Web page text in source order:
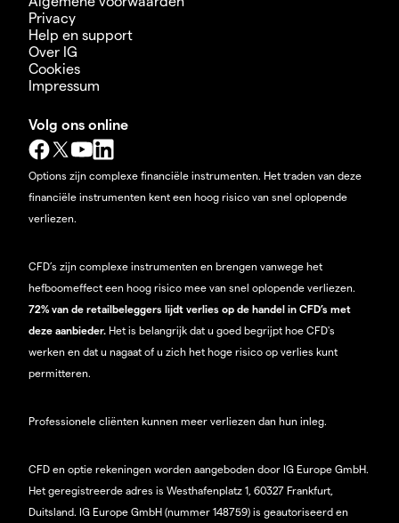
Privacy
Help en support
Over IG
Cookies
Impressum
Volg ons online
Options zijn complexe financiële instrumenten. Het traden van deze
financiële instrumenten kent een hoog risico van snel oplopende
verliezen.
CFD’s zijn complexe instrumenten en brengen vanwege het
hefboomeffect een hoog risico mee van snel oplopende verliezen.
72% van de retailbeleggers lijdt verlies op de handel in CFD’s met
deze aanbieder. Het is belangrijk dat u goed begrijpt hoe CFD's
werken en dat u nagaat of u zich het hoge risico op verlies kunt
permitteren.
Professionele cliënten kunnen meer verliezen dan hun inleg.
CFD en optie rekeningen worden aangeboden door IG Europe GmbH.
Het geregistreerde adres is Westhafenplatz 1, 60327 Frankfurt,
Duitsland. IG Europe GmbH (nummer 148759) is geautoriseerd en